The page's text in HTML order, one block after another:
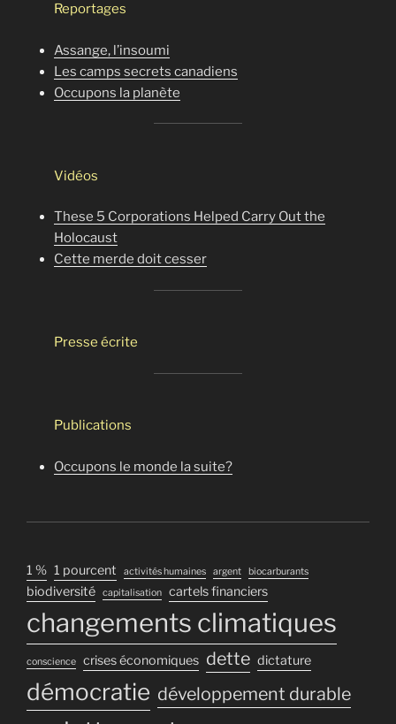
Reportages
Assange, l’insoumi
Les camps secrets canadiens
Occupons la planète
Vidéos
These 5 Corporations Helped Carry Out the
Holocaust
Cette merde doit cesser
Presse écrite
Publications
Occupons le monde la suite?
1 % 1 pourcent activités humaines argent biocarburants
biodiversité capitalisation cartels financiers
changements climatiques
conscience crises économiques dette dictature
démocratie développement durable